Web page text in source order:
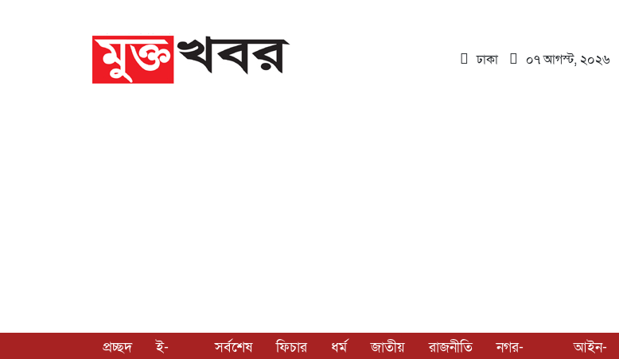
ঢাকা ০৭ আগস্ট, ২০২৬
প্রচ্ছদ
ই-
সর্বশেষ ফিচার ধর্ম জাতীয় রাজনীতি
নগর-
আইন-